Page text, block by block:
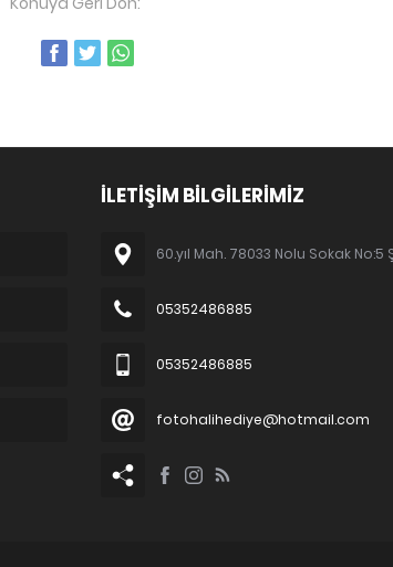
İLETİŞİM BİLGİLERİMİZ
60.yıl Mah. 78033 Nolu Sokak
05352486885
05352486885
fotohalihediye@hotmail.com